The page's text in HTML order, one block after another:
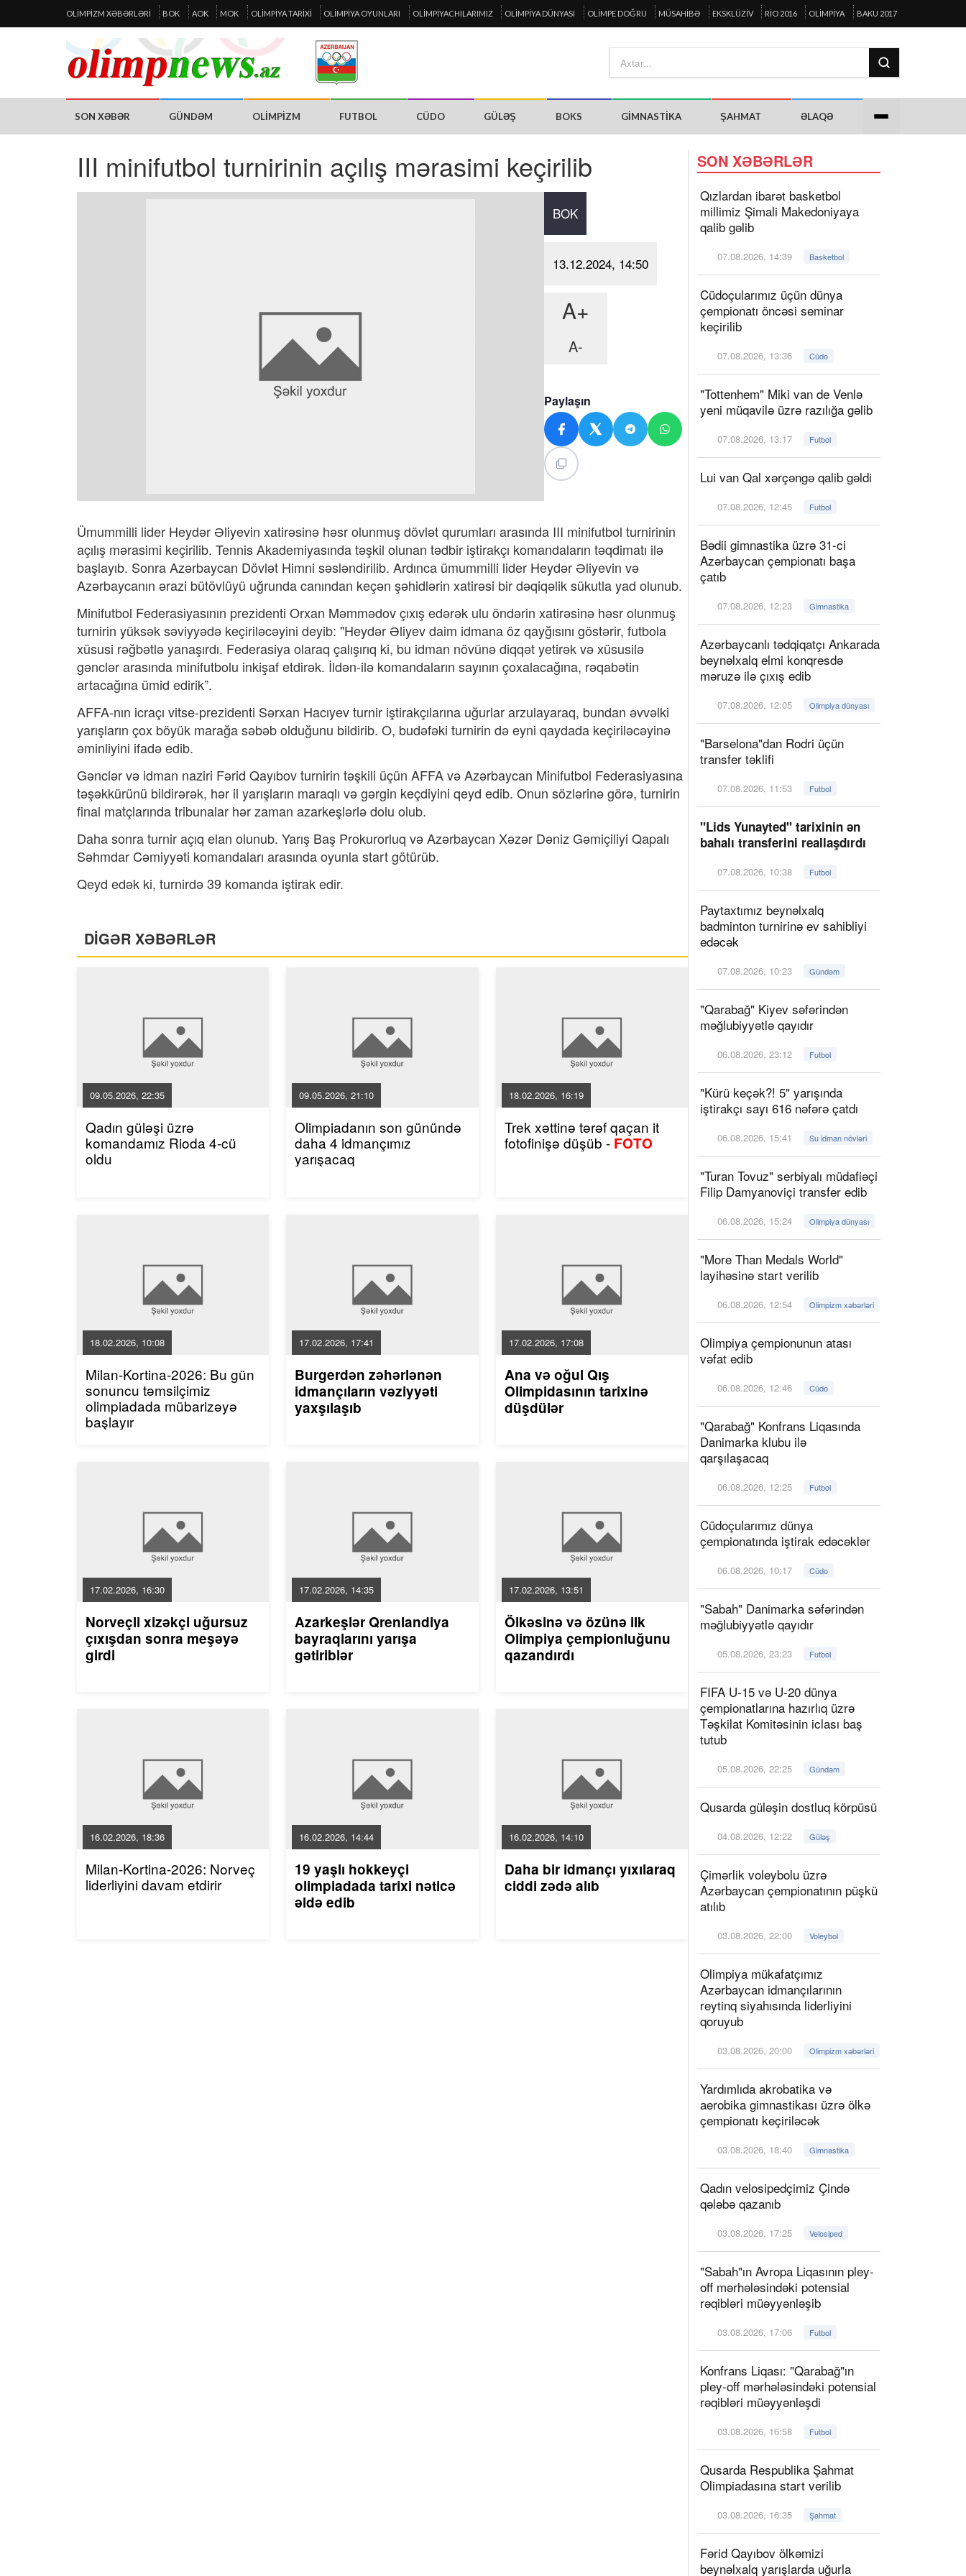
OLIMPIZM XƏBƏRLƏRI BOK AOK MOK OLIMPIYA TARIXI OLIMPIYA OYUNLARI OLIMPIYACHILARIMIZ OLIMPIYA DÜNYASI OLIMPE DOĞRU MÜSAHIBƏ EKSKLÜZIV RIO 2016 OLIMPIYA BAKU 2017
SON XƏBƏR GÜNDƏM OLIMPIZM FUTBOL CÜDO GÜLƏŞ BOKS GIMNASTIKA ŞAHMAT ƏLAQƏ
III minifutbol turnirinin açılış mərasimi keçirilib
BOK
13.12.2024, 14:50
A+
A-
Paylaşın
Ümummilli lider Heydər Əliyevin xatirəsinə həsr olunmuş dövlət qurumları arasında III minifutbol turnirinin
açılış mərasimi keçirilib. Tennis Akademiyasında təşkil olunan tədbir iştirakçı komandaların təqdimatı ilə
başlayıb. Sonra Azərbaycan Dövlət Himni səsləndirilib. Ardınca ümummilli lider Heydər Əliyevin və
Azərbaycanın ərazi bütövlüyü uğrunda canından keçən şəhidlərin xatirəsi bir dəqiqəlik sükutla yad olunub.
Minifutbol Federasiyasının prezidenti Orxan Məmmədov çıxış edərək ulu öndərin xatirəsinə həsr olunmuş
turnirin yüksək səviyyədə keçiriləcəyini deyib: "Heydər Əliyev daim idmana öz qayğısını göstərir, futbola
xüsusi rəğbətlə yanaşırdı. Federasiya olaraq çalışırıq ki, bu idman növünə diqqət yetirək və xüsusilə
gənclər arasında minifutbolu inkişaf etdirək. İldən-ilə komandaların sayının çoxalacağına, rəqabətin
artacağına ümid edirik”.
AFFA-nın icraçı vitse-prezidenti Sərxan Hacıyev turnir iştirakçılarına uğurlar arzulayaraq, bundan əvvəlki
yarışların çox böyük marağa səbəb olduğunu bildirib. O, budəfəki turnirin də eyni qaydada keçiriləcəyinə
əminliyini ifadə edib.
Gənclər və idman naziri Fərid Qayıbov turnirin təşkili üçün AFFA və Azərbaycan Minifutbol Federasiyasına
təşəkkürünü bildirərək, hər il yarışların maraqlı və gərgin keçdiyini qeyd edib. Onun sözlərinə görə, turnirin
final matçlarında tribunalar hər zaman azarkeşlərlə dolu olub.
Daha sonra turnir açıq elan olunub. Yarış Baş Prokurorluq və Azərbaycan Xəzər Dəniz Gəmiçiliyi Qapalı
Səhmdar Cəmiyyəti komandaları arasında oyunla start götürüb.
Qeyd edək ki, turnirdə 39 komanda iştirak edir.
DİGƏR XƏBƏRLƏR
09.05.2026, 22:35
Qadın güləşi üzrə
komandamız Rioda 4-cü
oldu
09.05.2026, 21:10
Olimpiadanın son günündə
daha 4 idmançımız
yarışacaq
18.02.2026, 16:19
Trek xəttinə tərəf qaçan it
fotofinişə düşüb - FOTO
18.02.2026, 10:08
Milan-Kortina-2026: Bu gün
sonuncu təmsilçimiz
olimpiadada mübarizəyə
başlayır
17.02.2026, 17:41
Burgerdən zəhərlənən
idmançıların vəziyyəti
yaxşılaşıb
17.02.2026, 17:08
Ana və oğul Qış
Olimpidasının tarixinə
düşdülər
17.02.2026, 16:30
Norveçli xizəkçi uğursuz
çıxışdan sonra meşəyə
girdi
17.02.2026, 14:35
Azarkeşlər Qrenlandiya
bayraqlarını yarışa
gətiriblər
17.02.2026, 13:51
Ölkəsinə və özünə ilk
Olimpiya çempionluğunu
qazandırdı
16.02.2026, 18:36
Milan-Kortina-2026: Norveç
liderliyini davam etdirir
16.02.2026, 14:44
19 yaşlı hokkeyçi
olimpiadada tarixi nəticə
əldə edib
16.02.2026, 14:10
Daha bir idmançı yıxılaraq
ciddi zədə alıb
SON XƏBƏRLƏR
Qızlardan ibarət basketbol
millimiz Şimali Makedoniyaya
qalib gəlib
07.08.2026, 14:39 Basketbol
Cüdoçularımız üçün dünya
çempionatı öncəsi seminar
keçirilib
07.08.2026, 13:36 Cüdo
"Tottenhem" Miki van de Venlə
yeni müqavilə üzrə razılığa gəlib
07.08.2026, 13:17 Futbol
Lui van Qal xərçəngə qalib gəldi
07.08.2026, 12:45 Futbol
Bədii gimnastika üzrə 31-ci
Azərbaycan çempionatı başa
çatıb
07.08.2026, 12:23 Gimnastika
Azərbaycanlı tədqiqatçı Ankarada
beynəlxalq elmi konqresdə
məruzə ilə çıxış edib
07.08.2026, 12:05 Olimpiya dünyası
"Barselona"dan Rodri üçün
transfer təklifi
07.08.2026, 11:53 Futbol
"Lids Yunayted" tarixinin ən
bahalı transferini reallaşdırdı
07.08.2026, 10:38 Futbol
Paytaxtımız beynəlxalq
badminton turnirinə ev sahibliyi
edəcək
07.08.2026, 10:23 Gündəm
"Qarabağ" Kiyev səfərindən
məğlubiyyətlə qayıdır
06.08.2026, 23:12 Futbol
"Kürü keçək?! 5" yarışında
iştirakçı sayı 616 nəfərə çatdı
06.08.2026, 15:41 Su idman növləri
"Turan Tovuz" serbiyalı müdafiəçi
Filip Damyanoviçi transfer edib
06.08.2026, 15:24 Olimpiya dünyası
"More Than Medals World"
layihəsinə start verilib
06.08.2026, 12:54 Olimpizm xəbərləri
Olimpiya çempionunun atası
vəfat edib
06.08.2026, 12:46 Cüdo
"Qarabağ" Konfrans Liqasında
Danimarka klubu ilə
qarşılaşacaq
06.08.2026, 12:25 Futbol
Cüdoçularımız dünya
çempionatında iştirak edəcəklər
06.08.2026, 10:17 Cüdo
"Sabah" Danimarka səfərindən
məğlubiyyətlə qayıdır
05.08.2026, 23:23 Futbol
FIFA U-15 və U-20 dünya
çempionatlarına hazırlıq üzrə
Təşkilat Komitəsinin iclası baş
tutub
05.08.2026, 22:25 Gündəm
Qusarda güləşin dostluq körpüsü
04.08.2026, 12:22 Güləş
Çimərlik voleybolu üzrə
Azərbaycan çempionatının püşkü
atılıb
03.08.2026, 22:00 Voleybol
Olimpiya mükafatçımız
Azərbaycan idmançılarının
reytinq siyahısında liderliyini
qoruyub
03.08.2026, 20:00 Olimpizm xəbərləri
Yardımlıda akrobatika və
aerobika gimnastikası üzrə ölkə
çempionatı keçiriləcək
03.08.2026, 18:40 Gimnastika
Qadın velosipedçimiz Çində
qələbə qazanıb
03.08.2026, 17:25 Velosiped
"Sabah"ın Avropa Liqasının pley-
off mərhələsindəki potensial
rəqibləri müəyyənləşib
03.08.2026, 17:06 Futbol
Konfrans Liqası: "Qarabağ"ın
pley-off mərhələsindəki potensial
rəqibləri müəyyənləşdi
03.08.2026, 16:58 Futbol
Qusarda Respublika Şahmat
Olimpiadasına start verilib
03.08.2026, 16:35 Şahmat
Fərid Qayıbov ölkəmizi
beynəlxalq yarışlarda uğurla